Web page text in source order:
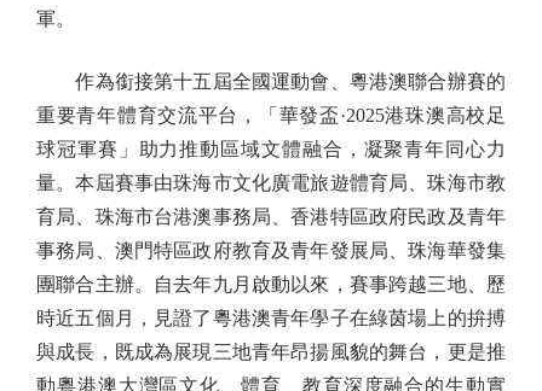
軍。
作為銜接第十五屆全國運動會、粵港澳聯合辦賽的
重要青年體育交流平台，「華發盃·2025港珠澳高校足
球冠軍賽」助力推動區域文體融合，凝聚青年同心力
量。本屆賽事由珠海市文化廣電旅遊體育局、珠海市教
育局、珠海市台港澳事務局、香港特區政府民政及青年
事務局、澳門特區政府教育及青年發展局、珠海華發集
團聯合主辦。自去年九月啟動以來，賽事跨越三地、歷
時近五個月，見證了粵港澳青年學子在綠茵場上的拚搏
與成長，既成為展現三地青年昂揚風貌的舞台，更是推
動粵港澳大灣區文化、體育、教育深度融合的生動實